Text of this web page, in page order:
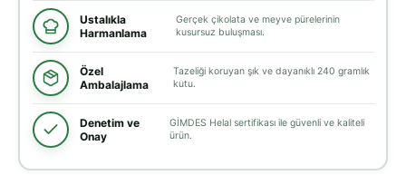
Ustalıkla
Harmanlama
Gerçek çikolata ve meyve pürelerinin
kusursuz buluşması.
Özel
Ambalajlama
Tazeliği koruyan şık ve dayanıklı 240 gramlık
kutu.
Denetim ve
Onay
GİMDES Helal sertifikası ile güvenli ve kaliteli
ürün.